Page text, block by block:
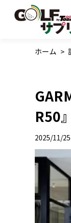
ホーム >
R50
2025/11/25